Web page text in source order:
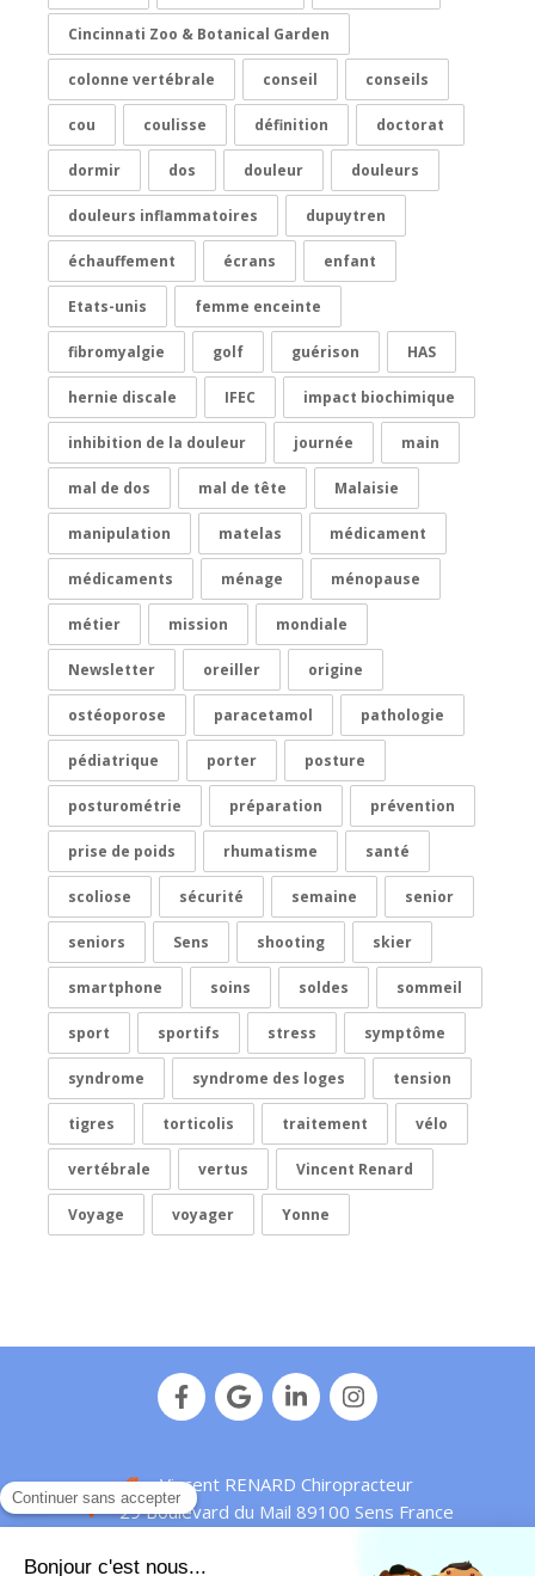
Cincinnati Zoo & Botanical Garden
colonne vertébrale conseil conseils
cou coulisse définition doctorat
dormir dos douleur douleurs
douleurs inflammatoires dupuytren
échauffement écrans enfant
Etats-unis femme enceinte
fibromyalgie golf guérison HAS
hernie discale IFEC impact biochimique
inhibition de la douleur journée main
mal de dos mal de tête Malaisie
manipulation matelas médicament
médicaments ménage ménopause
métier mission mondiale
Newsletter oreiller origine
ostéoporose paracetamol pathologie
pédiatrique porter posture
posturométrie préparation prévention
prise de poids rhumatisme santé
scoliose sécurité semaine senior
seniors Sens shooting skier
smartphone soins soldes sommeil
sport sportifs stress symptôme
syndrome syndrome des loges tension
tigres torticolis traitement vélo
vertébrale vertus Vincent Renard
Voyage voyager Yonne
Vincent RENARD Chiropracteur
29 Boulevard du Mail 89100 Sens France